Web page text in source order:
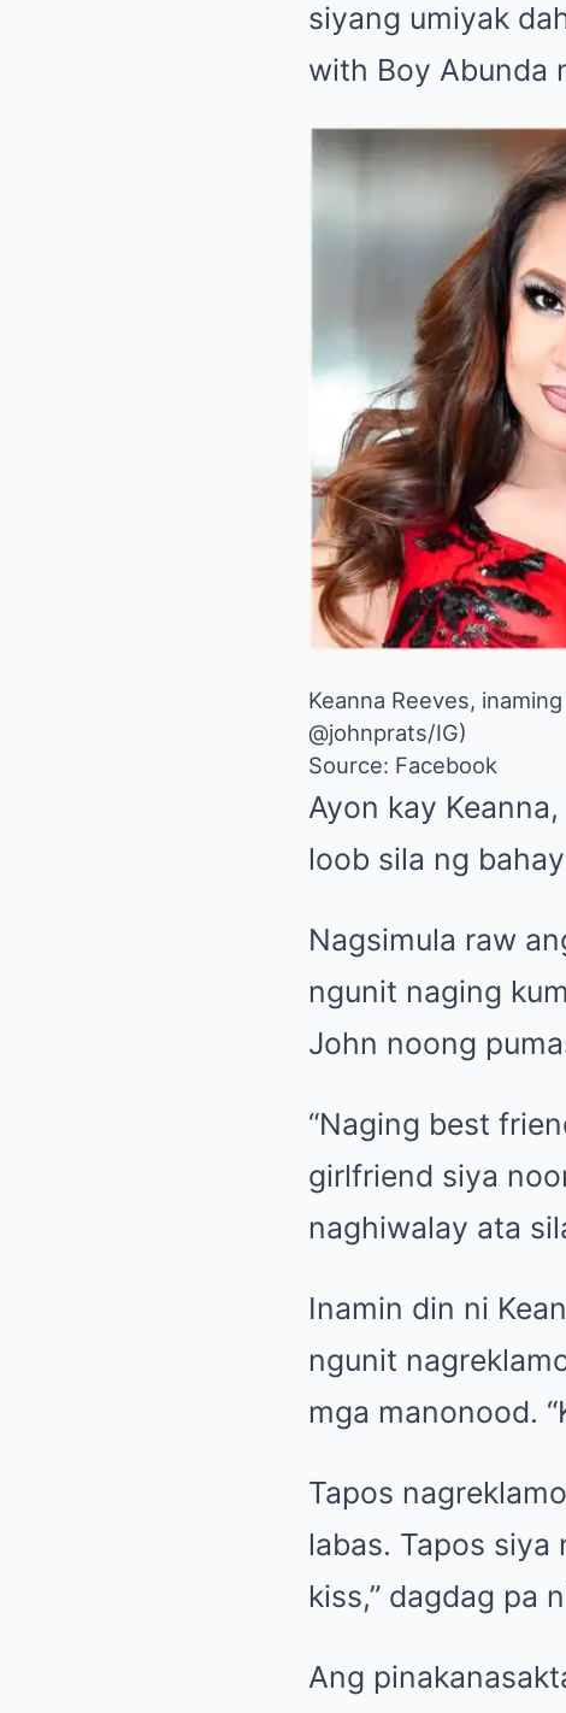
siyang umiyak
with Boy Abunda
Keanna Reeves,
@johnprats/IG)
Source: Facebook
Ayon kay
loob sila ng
Nagsimula raw
ngunit naging
John noong
“Naging best
girlfriend siya
naghiwalay ata
Inamin din ni
ngunit
mga manonood.
Tapos
labas. Tapos siya
kiss,” dagdag pa
Ang